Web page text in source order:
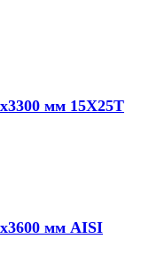
мм 15Х25Т
мм AISI